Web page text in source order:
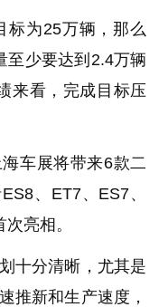
标为25万辆，那么
至少要达到2.4万辆
来看，完成目标压
车展将带来6款二
、ET7、ES7、
亮相。
十分清晰，尤其是
推新和生产速度，